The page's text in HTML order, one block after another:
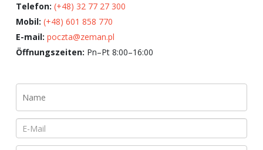
Telefon: (+48) 32 77 27 300
Mobil: (+48) 601 858 770
E-mail: poczta@zeman.pl
Öffnungszeiten: Pn–Pt 8:00–16:00